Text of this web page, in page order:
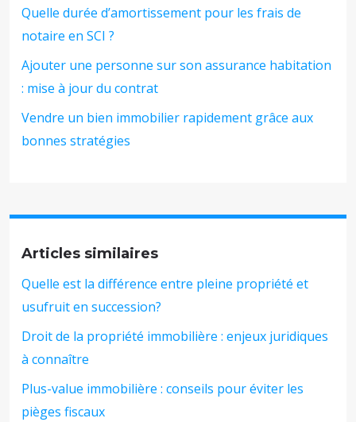
Quelle durée d’amortissement pour les frais de
notaire en SCI ?
Ajouter une personne sur son assurance habitation
: mise à jour du contrat
Vendre un bien immobilier rapidement grâce aux
bonnes stratégies
Articles similaires
Quelle est la différence entre pleine propriété et
usufruit en succession?
Droit de la propriété immobilière : enjeux juridiques
à connaître
Plus-value immobilière : conseils pour éviter les
pièges fiscaux